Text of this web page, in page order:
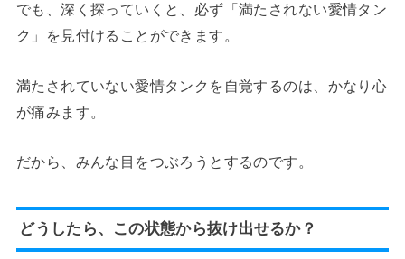
でも、深く探っていくと、必ず「満たされない愛情タン
ク」を見付けることができます。
満たされていない愛情タンクを自覚するのは、かなり心
が痛みます。
だから、みんな目をつぶろうとするのです。
どうしたら、この状態から抜け出せるか？